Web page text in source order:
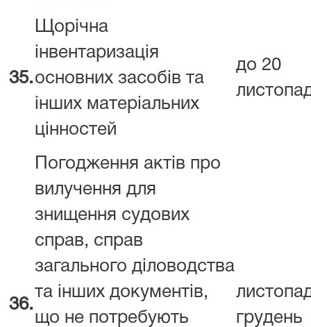
35.
Щорічна
інвентаризація
основних засобів та
інших матеріальних
цінностей
до 20
36.
Погодження актів про
вилучення для
знищення судових
справ, справ
загального діловодства
та інших документів,
що не потребують
грудень